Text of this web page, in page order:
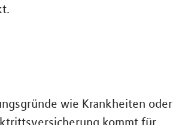
wie Krankheiten oder
kommt für